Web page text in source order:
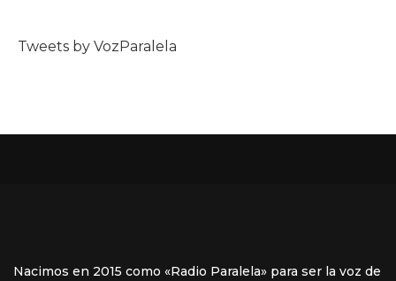
Tweets by VozParalela
Nacimos en 2015 como «Radio Paralela» para ser la voz de